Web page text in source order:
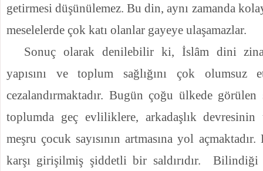
getirmesi düşünülemez. Bu din, aynı zamanda
meselelerde çok katı olanlar gayeye ulaşamazlar.
Sonuç olarak denilebilir ki, İslâm dini
yapısını ve toplum sağlığını çok olumsuz
cezalandırmaktadır. Bugün çoğu ülkede
toplumda geç evliliklere, arkadaşlık devresinin
meşru çocuk sayısının artmasına yol
karşı girişilmiş şiddetli bir saldırıdır.
Bilindiği